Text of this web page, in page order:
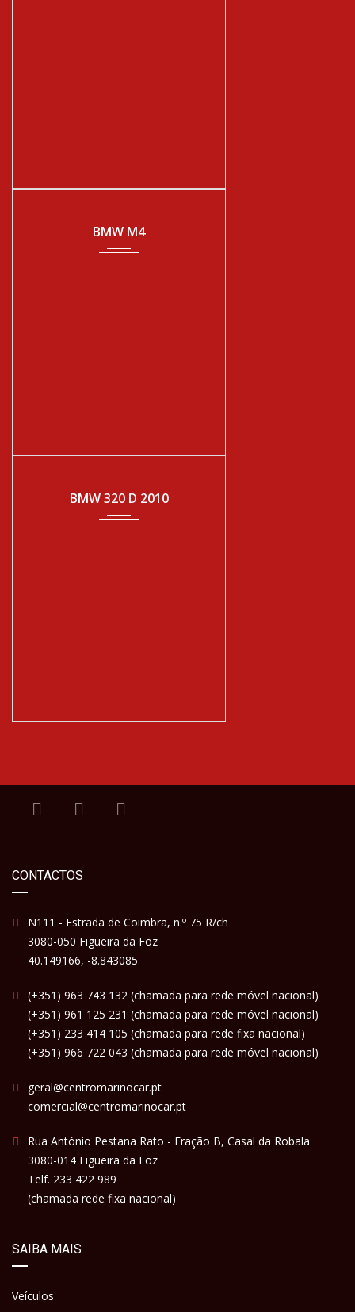
BMW M4
BMW 320 D 2010
CONTACTOS
N111 - Estrada de Coimbra, n.º 75 R/ch
3080-050 Figueira da Foz
40.149166, -8.843085
(+351) 963 743 132 (chamada para rede móvel nacional)
(+351) 961 125 231 (chamada para rede móvel nacional)
(+351) 233 414 105 (chamada para rede fixa nacional)
(+351) 966 722 043 (chamada para rede móvel nacional)
geral@centromarinocar.pt
comercial@centromarinocar.pt
Rua António Pestana Rato - Fração B, Casal da Robala
3080-014 Figueira da Foz
Telf. 233 422 989
(chamada rede fixa nacional)
SAIBA MAIS
Veículos